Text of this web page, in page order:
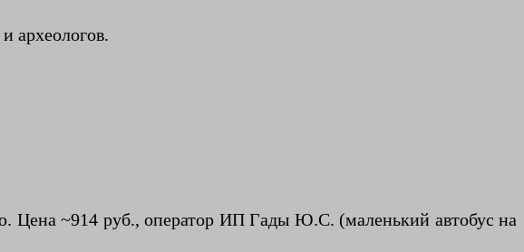
археологов.
Цена ~914 руб., оператор ИП Гады Ю.С. (маленький автобус на